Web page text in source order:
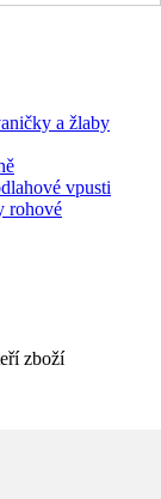
a žlaby
vpusti
rohové
zboží